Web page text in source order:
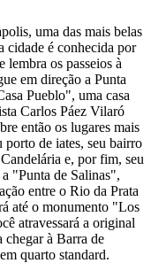
uma das mais belas
cidade é conhecida por
lembra os passeios à
em direção a Punta
Pueblo", uma casa
Carlos Páez Vilaró
então os lugares mais
porto de iates, seu bairro
e, por fim, seu
"Punta de Salinas",
entre o Rio da Prata
até o monumento "Los
atravessará a original
à Barra de
quarto standard.